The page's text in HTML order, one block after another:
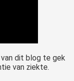
dit blog te gek
van ziekte.